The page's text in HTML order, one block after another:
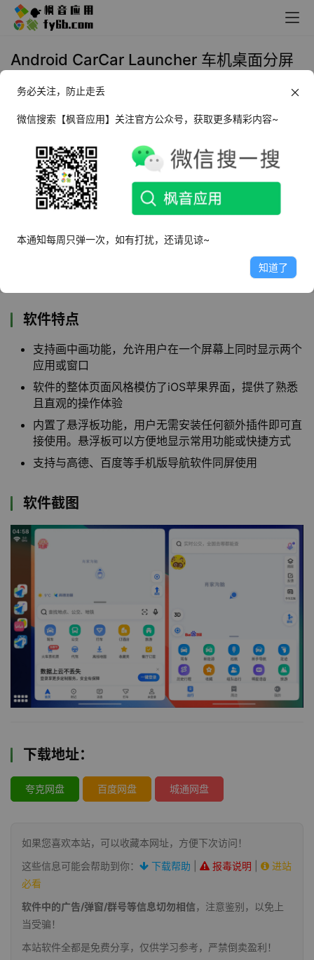
Android CarCar Launcher 车机桌面分屏
2025年4月11日 10:46 黑科技
软件介绍
CarCar Launcher 是一款功能强大且实用的
件，它不仅能够提高用户在驾驶过程中的操作效率，还能为
用户提供美观且直观的操作界面。用户可以根据自己的需求
自由调整分屏布局。这种灵活性使得软件能够适应不同的使
软件特点
支持画中画功能，允许用户在一个屏幕上同时显示两个
应用或窗口
软件的整体页面风格模仿了iOS苹果界面，提供了熟悉
且直观的操作体验
内置了悬浮板功能，用户无需安装任何额外插件即可直
接使用。悬浮板可以方便地显示常用功能或快捷方式
支持与高德、百度等手机版导航软件同屏使用
软件截图
下载地址：
夸克网盘 百度网盘 城通网盘
如果您喜欢本站，可以收藏本网址，方便下次访问！
这些信息可能会帮助到你：
下载帮助 报毒说明
进站
必看
软件中的广告/弹窗/群号等信息切勿相信，注意鉴别，以免上
当受骗！
本站软件全都是免费分享，仅供学习参考，严禁倒卖盈利！
务必关注，防止走丢
微信搜索【枫音应用】关注官方公众号，获取更多精彩内容~
本通知每周只弹一次，如有打扰，还请见谅~
知道了